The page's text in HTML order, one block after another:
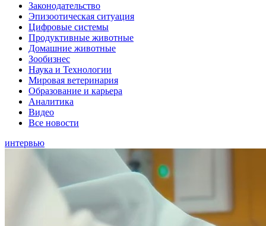
Законодательство
Эпизоотическая ситуация
Цифровые системы
Продуктивные животные
Домашние животные
Зообизнес
Наука и Технологии
Мировая ветеринария
Образование и карьера
Аналитика
Видео
Все новости
интервью